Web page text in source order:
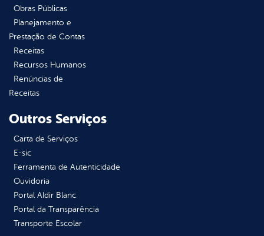
Obras Públicas
Planejamento e
Prestação de Contas
Receitas
Recursos Humanos
Renúncias de
Receitas
Outros Serviços
Carta de Serviços
E-sic
Ferramenta de Autenticidade
Ouvidoria
Portal Aldir Blanc
Portal da Transparência
Transporte Escolar